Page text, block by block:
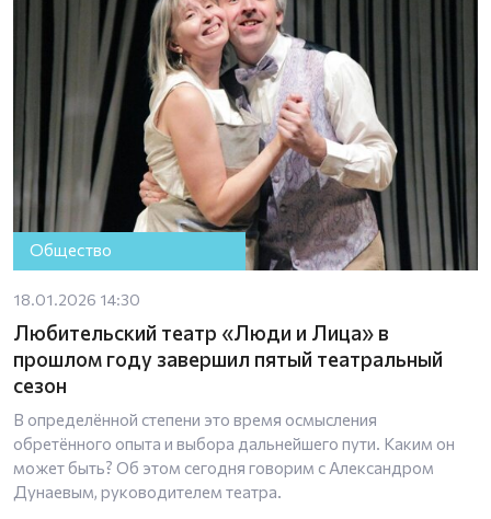
Общество
18.01.2026 14:30
Любительский театр «Люди и Лица» в
прошлом году завершил пятый театральный
сезон
В определённой степени это время осмысления
обретённого опыта и выбора дальнейшего пути. Каким он
может быть? Об этом сегодня говорим с Александром
Дунаевым, руководителем театра.